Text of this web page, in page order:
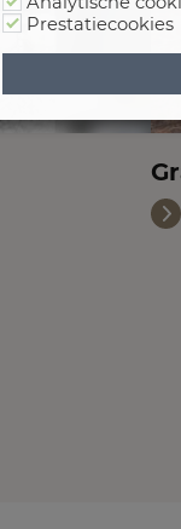
Prestatiecookies